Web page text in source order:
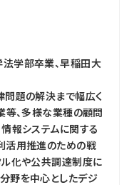
学部卒業、早稲田大
題の解決まで幅広く
等、多様な業種の顧問
報システムに関する
活用推進のための戦
ル化や公共調達制度に
野を中心としたデジ